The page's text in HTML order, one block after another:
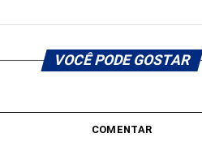
VOCÊ PODE GOSTAR
COMENTAR